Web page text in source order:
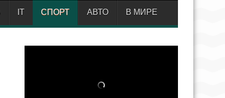
IT СПОРТ АВТО В МИРЕ